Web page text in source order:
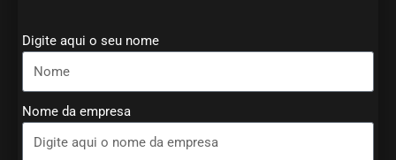
Digite aqui o seu nome
Nome da empresa